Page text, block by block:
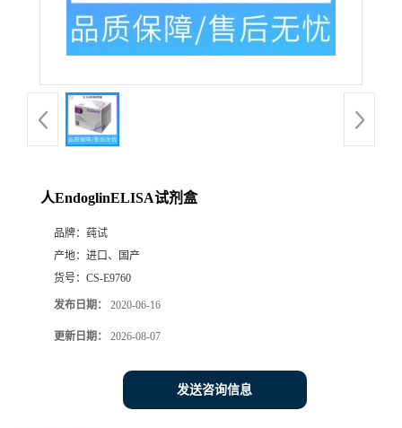
人EndoglinELISA试剂盒
品牌： 莼试
产地： 进口、国产
货号： CS-E9760
发布日期： 2020-06-16
更新日期： 2026-08-07
发送咨询信息